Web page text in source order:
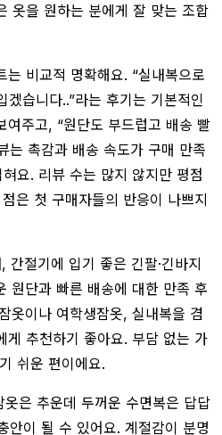
옷을 원하는 분에게 잘 맞는 조합
비교적 명확해요. “실내복으로
겠습니다..”라는 후기는 기본적인
여주고, “원단도 부드럽고 배송 빨
는 촉감과 배송 속도가 구매 만족
요. 리뷰 수는 많지 않지만 평점
은 첫 구매자들의 반응이 나쁘지
절기에 입기 좋은 긴팔·긴바지
원단과 빠른 배송에 대한 만족 후
옷이나 여학생잠옷, 실내복을 겸
게 추천하기 좋아요. 부담 없는 가
쉬운 편이에요.
은 추운데 두꺼운 수면복은 답답
안이 될 수 있어요. 계절감이 분명